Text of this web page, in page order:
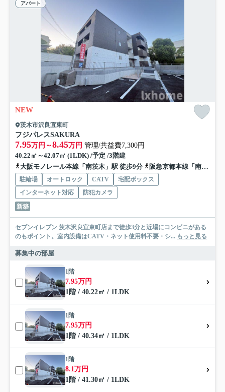
アパート
NEW
茨木市沢良宜東町
フジパレスSAKURA
7.95万円～8.45万円 管理/共益費7,300円
40.22㎡～42.07㎡ (1LDK) /予定 /3階建
大阪モノレール本線「南茨木」駅 徒歩9分
阪急京都本線「南茨木」駅 徒歩9分
駐輪場 オートロック CATV
宅配ボックス
インターネット対応
防犯カメラ
新築
セブンイレブン 茨木沢良宜東町店まで徒歩3分と近場にコンビニがある
のもポイント。室内設備はCATV・ネット使用料不要・シ... もっと見る
募集中の部屋
1階
7.95万円
1階 / 40.22㎡ / 1LDK
1階
7.95万円
1階 / 40.34㎡ / 1LDK
1階
8.1万円
1階 / 41.30㎡ / 1LDK